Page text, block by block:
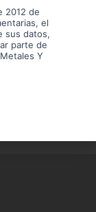
2012 de
el
sus datos,
parte de
Y